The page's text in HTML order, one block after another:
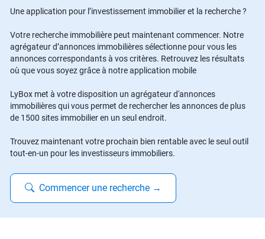
Une application pour l’investissement immobilier et la recherche ?
Votre recherche immobilière peut maintenant commencer. Notre
agrégateur d’annonces immobilières sélectionne pour vous les
annonces correspondants à vos critères. Retrouvez les résultats
où que vous soyez grâce à notre application mobile
LyBox met à votre disposition un agrégateur d'annonces
immobilières qui vous permet de rechercher les annonces de plus
de 1500 sites immobilier en un seul endroit.
Trouvez maintenant votre prochain bien rentable avec le seul outil
tout-en-un pour les investisseurs immobiliers.
Commencer une recherche →